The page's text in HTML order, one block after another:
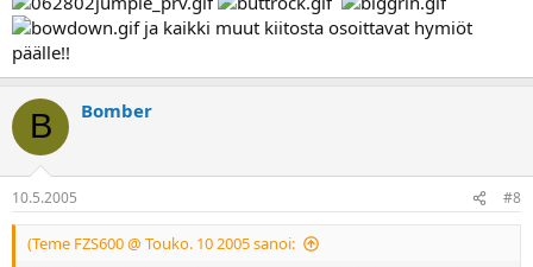
ja kaikki muut kiitosta osoittavat hymiöt
päälle!!
B Bomber
10.5.2005 #8
(Teme FZS600 @ Touko. 10 2005 sanoi: